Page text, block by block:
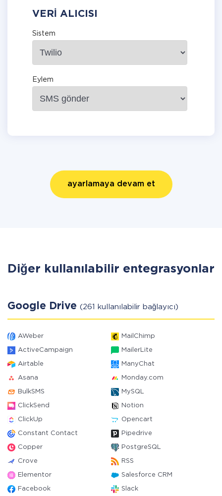
VERI ALICISI
Sistem
Eylem
ayarlamaya devam et
Diğer kullanılabilir entegrasyonlar
Google Drive (261 kullanılabilir bağlayıcı)
AWeber MailChimp
ActiveCampaign MailerLite
Airtable ManyChat
Asana Monday.com
BulkSMS MySQL
ClickSend Notion
ClickUp Opencart
Constant Contact Pipedrive
Copper PostgreSQL
Crove RSS
Elementor Salesforce CRM
Facebook Slack